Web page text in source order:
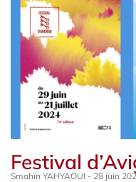
Festival
Smahïn YAHYAOUI 28 juin